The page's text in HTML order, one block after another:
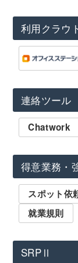
利用クラウ
連絡ツール
Chatwork
得意業務・
スポット依
就業規則
SRPⅡ